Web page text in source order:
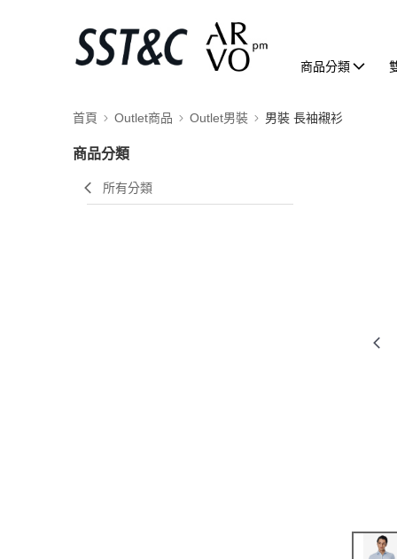
商品分類
首頁 Outlet商品 Outlet男裝 男裝 長袖襯衫
商品分類
所有分類